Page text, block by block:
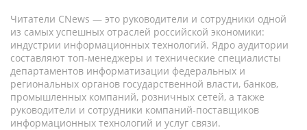
Читатели CNews — это руководители и сотрудники одной
из самых успешных отраслей российской экономики:
индустрии информационных технологий. Ядро аудитории
составляют топ-менеджеры и технические специалисты
департаментов информатизации федеральных и
региональных органов государственной власти, банков,
промышленных компаний, розничных сетей, а также
руководители и сотрудники компаний-поставщиков
информационных технологий и услуг связи.